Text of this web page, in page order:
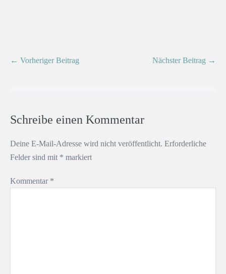
← Vorheriger Beitrag Nächster Beitrag →
Schreibe einen Kommentar
Deine E-Mail-Adresse wird nicht veröffentlicht. Erforderliche
Felder sind mit * markiert
Kommentar *